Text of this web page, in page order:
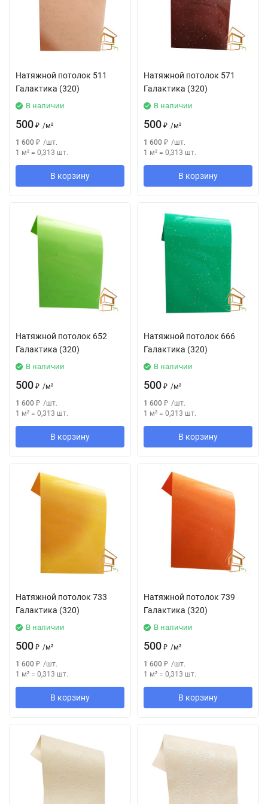
Натяжной потолок 511
Галактика (320)
В наличии
500 ₽ /м²
1 600 ₽ /шт.
1 м² = 0,313 шт.
В корзину
Натяжной потолок 571
Галактика (320)
В наличии
500 ₽ /м²
1 600 ₽ /шт.
1 м² = 0,313 шт.
В корзину
Натяжной потолок 652
Галактика (320)
В наличии
500 ₽ /м²
1 600 ₽ /шт.
1 м² = 0,313 шт.
В корзину
Натяжной потолок 666
Галактика (320)
В наличии
500 ₽ /м²
1 600 ₽ /шт.
1 м² = 0,313 шт.
В корзину
Натяжной потолок 733
Галактика (320)
В наличии
500 ₽ /м²
1 600 ₽ /шт.
1 м² = 0,313 шт.
В корзину
Натяжной потолок 739
Галактика (320)
В наличии
500 ₽ /м²
1 600 ₽ /шт.
1 м² = 0,313 шт.
В корзину